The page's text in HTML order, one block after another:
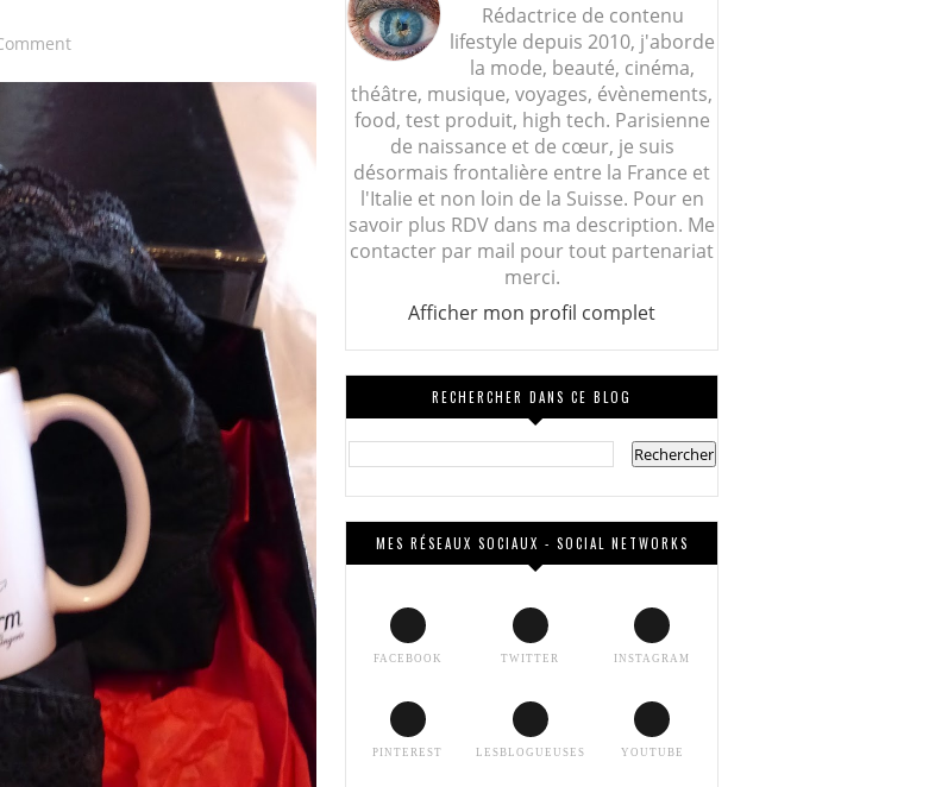
Rédactrice de contenu
lifestyle depuis 2010, j'aborde
la mode, beauté, cinéma,
théâtre, musique, voyages, évènements,
food, test produit, high tech. Parisienne
de naissance et de cœur, je suis
désormais frontalière entre la France et
l'Italie et non loin de la Suisse. Pour en
savoir plus RDV dans ma description. Me
contacter par mail pour tout partenariat
merci.
Afficher mon profil complet
RECHERCHER DANS CE BLOG
MES RÉSEAUX SOCIAUX - SOCIAL NETWORKS
FACEBOOK TWITTER INSTAGRAM
PINTEREST LESBLOGUEUSES YOUTUBE